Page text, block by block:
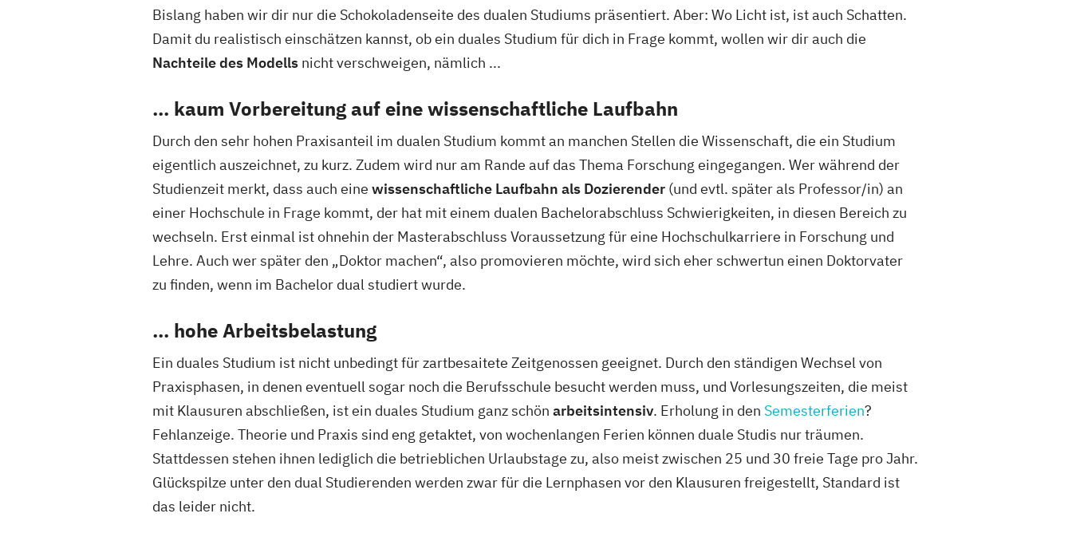
Bislang haben wir dir nur die Schokoladenseite des dualen Studiums präsentiert. Aber: Wo Licht ist, ist auch Schatten.
Damit du realistisch einschätzen kannst, ob ein duales Studium für dich in Frage kommt, wollen wir dir auch die
Nachteile des Modells nicht verschweigen, nämlich ...
... kaum Vorbereitung auf eine wissenschaftliche Laufbahn
Durch den sehr hohen Praxisanteil im dualen Studium kommt an manchen Stellen die Wissenschaft, die ein Studium
eigentlich auszeichnet, zu kurz. Zudem wird nur am Rande auf das Thema Forschung eingegangen. Wer während der
Studienzeit merkt, dass auch eine wissenschaftliche Laufbahn als Dozierender (und evtl. später als Professor/in) an
einer Hochschule in Frage kommt, der hat mit einem dualen Bachelorabschluss Schwierigkeiten, in diesen Bereich zu
wechseln. Erst einmal ist ohnehin der Masterabschluss Voraussetzung für eine Hochschulkarriere in Forschung und
Lehre. Auch wer später den „Doktor machen“, also promovieren möchte, wird sich eher schwertun einen Doktorvater
zu finden, wenn im Bachelor dual studiert wurde.
... hohe Arbeitsbelastung
Ein duales Studium ist nicht unbedingt für zartbesaitete Zeitgenossen geeignet. Durch den ständigen Wechsel von
Praxisphasen, in denen eventuell sogar noch die Berufsschule besucht werden muss, und Vorlesungszeiten, die meist
mit Klausuren abschließen, ist ein duales Studium ganz schön arbeitsintensiv. Erholung in den Semesterferien?
Fehlanzeige. Theorie und Praxis sind eng getaktet, von wochenlangen Ferien können duale Studis nur träumen.
Stattdessen stehen ihnen lediglich die betrieblichen Urlaubstage zu, also meist zwischen 25 und 30 freie Tage pro Jahr.
Glückspilze unter den dual Studierenden werden zwar für die Lernphasen vor den Klausuren freigestellt, Standard ist
das leider nicht.